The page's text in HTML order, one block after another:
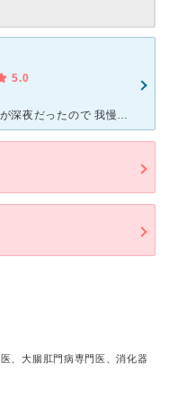
5.0
昨年末、のたうち回る程の腹痛があったが深夜だったので 我慢しながら夜を過ごし翌日も歩くのも辛いほどだったので近所で胃腸科も診てくれる病院を検索して、すがのクリニックさんに受診しました。 問診から直
、大腸肛門病専門医、消化器